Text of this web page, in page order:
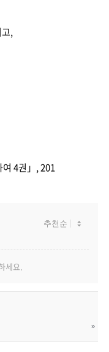
,
4권」, 201
세요.
»